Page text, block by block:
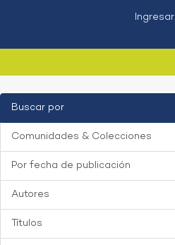
Ingresar
Buscar por
Comunidades & Colecciones
Por fecha de publicación
Autores
Títulos